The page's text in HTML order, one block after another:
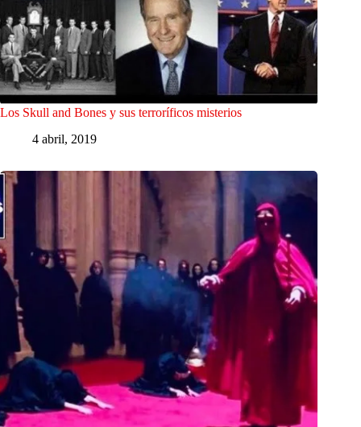
Los Skull and Bones y sus terroríficos misterios
4 abril, 2019